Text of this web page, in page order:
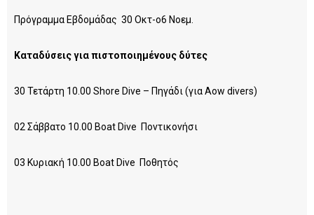
Πρόγραμμα Εβδομάδας 30 Oκτ-ο6 Νοεμ.
Καταδύσεις για πιστοποιημένους δύτες
30 Τετάρτη 10.00 Shore Dive – Πηγάδι (για Aow divers)
02 Σάββατο 10.00 Boat Dive Ποντικονήσι
03 Κυριακή 10.00 Boat Dive Ποθητός